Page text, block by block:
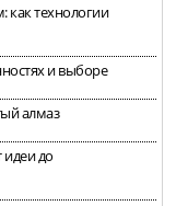
технологии
и выборе
алмаз
до